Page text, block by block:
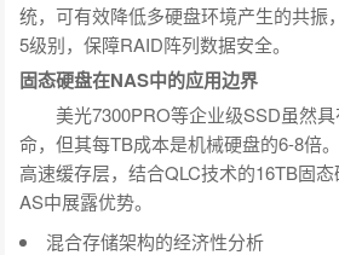
统，可有效降低多硬盘环境产生的共振
5级别，保障RAID阵列数据安全。
固态硬盘在NAS中的应用边界
美光7300PRO等企业级SSD虽然
命，但其每TB成本是机械硬盘的6-8倍
高速缓存层，结合QLC技术的16TB固
AS中展露优势。
混合存储架构的经济性分析